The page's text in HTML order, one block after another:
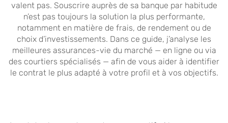
valent pas. Souscrire auprès de sa banque par habitude
n’est pas toujours la solution la plus performante,
notamment en matière de frais, de rendement ou de
choix d’investissements. Dans ce guide, j’analyse les
meilleures assurances-vie du marché — en ligne ou via
des courtiers spécialisés — afin de vous aider à identifier
le contrat le plus adapté à votre profil et à vos objectifs.